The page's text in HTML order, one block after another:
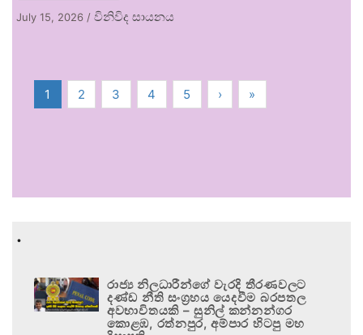
July 15, 2026 / විනිවිද සායනය
1 2 3 4 5 › »
.
රාජ්‍ය නිලධාරීන්ගේ වැරදි තීරණවලට
දණ්ඩ නීති සංග්‍රහය යෙදවීම බරපතල
අවභාවිතයකි – සුනිල් කන්නන්ගර
කොළඹ, රත්නපුර, අම්පාර හිටපු මහ